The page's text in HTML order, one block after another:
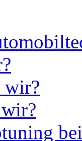
wir?